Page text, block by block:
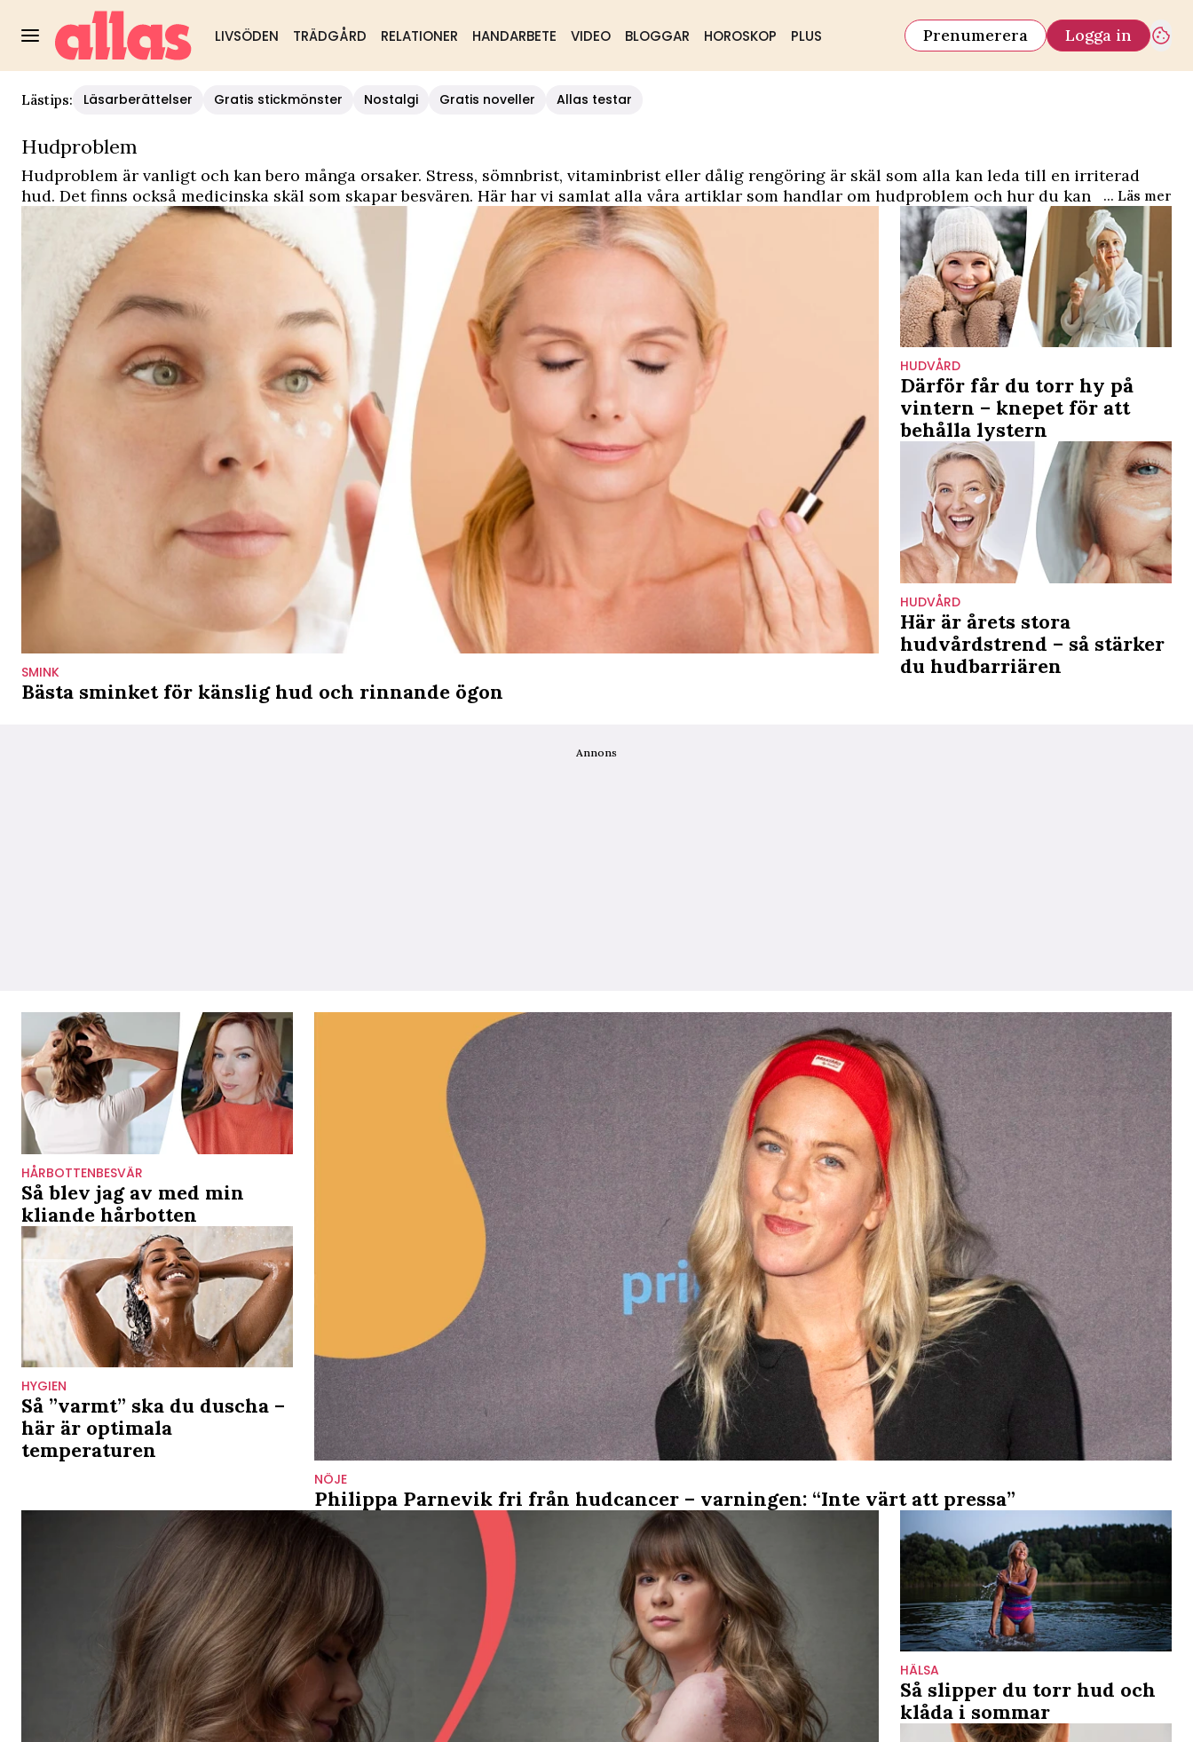
LIVSÖDEN TRÄDGÅRD RELATIONER HANDARBETE VIDEO BLOGGAR HOROSKOP PLUS Prenumerera Logga in
Lästips: Läsarberättelser Gratis stickmönster Nostalgi Gratis noveller Allas testar
Hudproblem
Hudproblem är vanligt och kan bero många orsaker. Stress, sömnbrist, vitaminbrist eller dålig rengöring är skäl som alla kan leda till en irriterad
hud. Det finns också medicinska skäl som skapar besvären. Här har vi samlat alla våra artiklar som handlar om hudproblem och hur du kan bli fri... Läs mer
SMINK
Bästa sminket för känslig hud och rinnande ögon
HUDVÅRD
Därför får du torr hy på
vintern – knepet för att
behålla lystern
HUDVÅRD
Här är årets stora
hudvårdstrend – så stärker
du hudbarriären
Annons
HÅRBOTTENBESVÄR
Så blev jag av med min
kliande hårbotten
HYGIEN
Så ”varmt” ska du duscha –
här är optimala
temperaturen
NÖJE
Philippa Parnevik fri från hudcancer – varningen: “Inte värt att pressa”
HÄLSA
Så slipper du torr hud och
klåda i sommar